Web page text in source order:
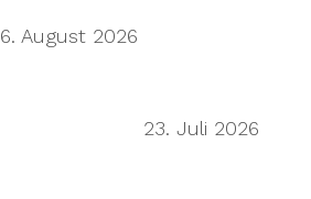
6. August 2026
23. Juli 2026